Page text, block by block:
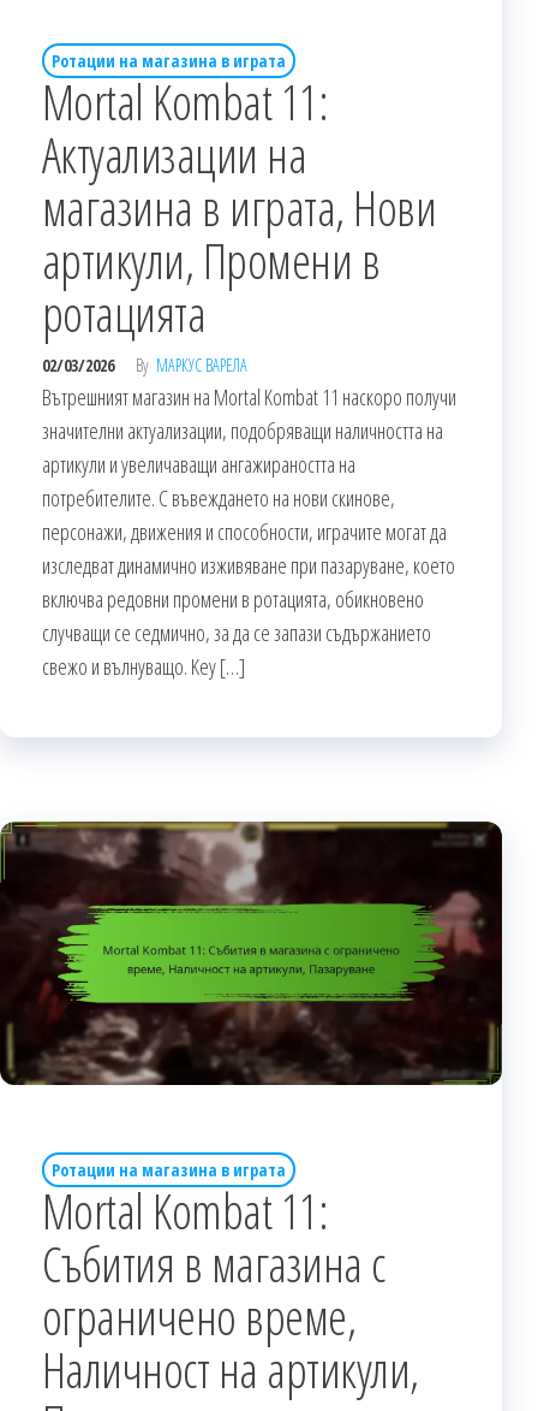
Ротации на магазина в играта
Mortal Kombat 11:
Актуализации на
магазина в играта, Нови
артикули, Промени в
ротацията
02/03/2026 By МАРКУС ВАРЕЛА
Вътрешният магазин на Mortal Kombat 11 наскоро получи
значителни актуализации, подобряващи наличността на
артикули и увеличаващи ангажираността на
потребителите. С въвеждането на нови скинове,
персонажи, движения и способности, играчите могат да
изследват динамично изживяване при пазаруване, което
включва редовни промени в ротацията, обикновено
случващи се седмично, за да се запази съдържанието
свежо и вълнуващо. Key […]
Ротации на магазина в играта
Mortal Kombat 11:
Събития в магазина с
ограничено време,
Наличност на артикули,